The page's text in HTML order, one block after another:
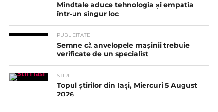
Mindtale aduce tehnologia și empatia
într-un singur loc
PUBLICITATE
Semne că anvelopele mașinii trebuie
verificate de un specialist
STIRI
Topul știrilor din Iași, Miercuri 5 August
2026